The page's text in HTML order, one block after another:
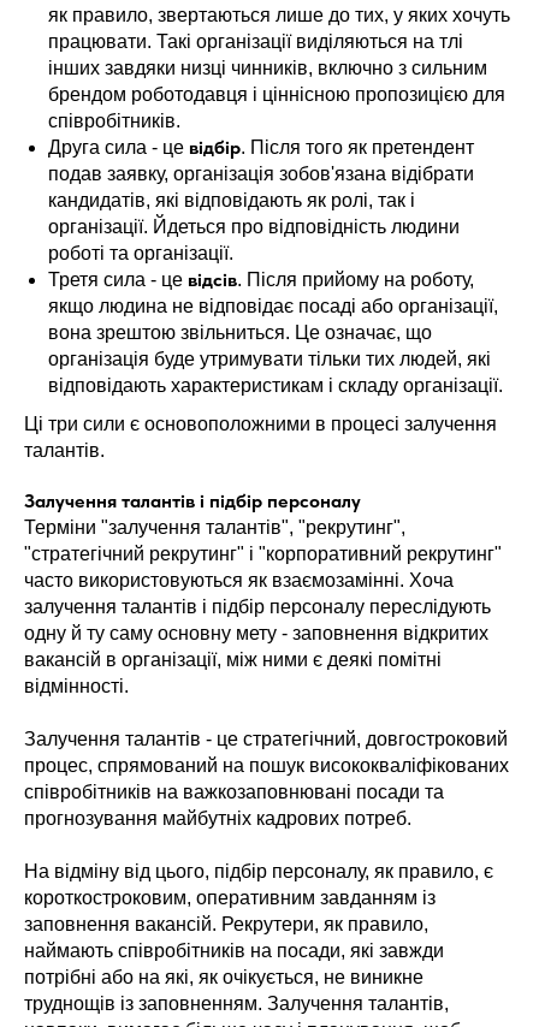
як правило, звертаються лише до тих, у яких хочуть
працювати. Такі організації виділяються на тлі
інших завдяки низці чинників, включно з сильним
брендом роботодавця і ціннісною пропозицією для
співробітників.
Друга сила - це відбір. Після того як претендент
подав заявку, організація зобов'язана відібрати
кандидатів, які відповідають як ролі, так і
організації. Йдеться про відповідність людини
роботі та організації.
Третя сила - це відсів. Після прийому на роботу,
якщо людина не відповідає посаді або організації,
вона зрештою звільниться. Це означає, що
організація буде утримувати тільки тих людей, які
відповідають характеристикам і складу організації.
Ці три сили є основоположними в процесі залучення
талантів.
Залучення талантів і підбір персоналу
Терміни "залучення талантів", "рекрутинг",
"стратегічний рекрутинг" і "корпоративний рекрутинг"
часто використовуються як взаємозамінні. Хоча
залучення талантів і підбір персоналу переслідують
одну й ту саму основну мету - заповнення відкритих
вакансій в організації, між ними є деякі помітні
відмінності.
Залучення талантів - це стратегічний, довгостроковий
процес, спрямований на пошук висококваліфікованих
співробітників на важкозаповнювані посади та
прогнозування майбутніх кадрових потреб.
На відміну від цього, підбір персоналу, як правило, є
короткостроковим, оперативним завданням із
заповнення вакансій. Рекрутери, як правило,
наймають співробітників на посади, які завжди
потрібні або на які, як очікується, не виникне
труднощів із заповненням. Залучення талантів,